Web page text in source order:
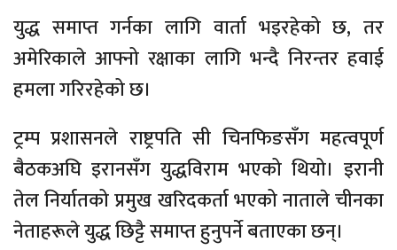
युद्ध समाप्त गर्नका लागि वार्ता भइरहेको छ, तर
अमेरिकाले आफ्नो रक्षाका लागि भन्दै निरन्तर हवाई
हमला गरिरहेको छ।
ट्रम्प प्रशासनले राष्ट्रपति सी चिनफिङसँग महत्वपूर्ण
बैठकअघि इरानसँग युद्धविराम भएको थियो। इरानी
तेल निर्यातको प्रमुख खरिदकर्ता भएको नाताले चीनका
नेताहरूले युद्ध छिट्टै समाप्त हुनुपर्ने बताएका छन्।